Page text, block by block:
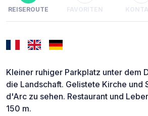
REISEROUTE FAVORITEN
Kleiner ruhiger Parkplatz unter dem
die Landschaft. Gelistete Kirche und
d'Arc zu sehen. Restaurant und
150 m.